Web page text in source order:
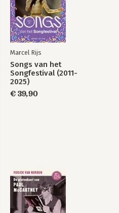
Marcel Rijs
Songs van het
Songfestival (2011-
2025)
€ 39,90